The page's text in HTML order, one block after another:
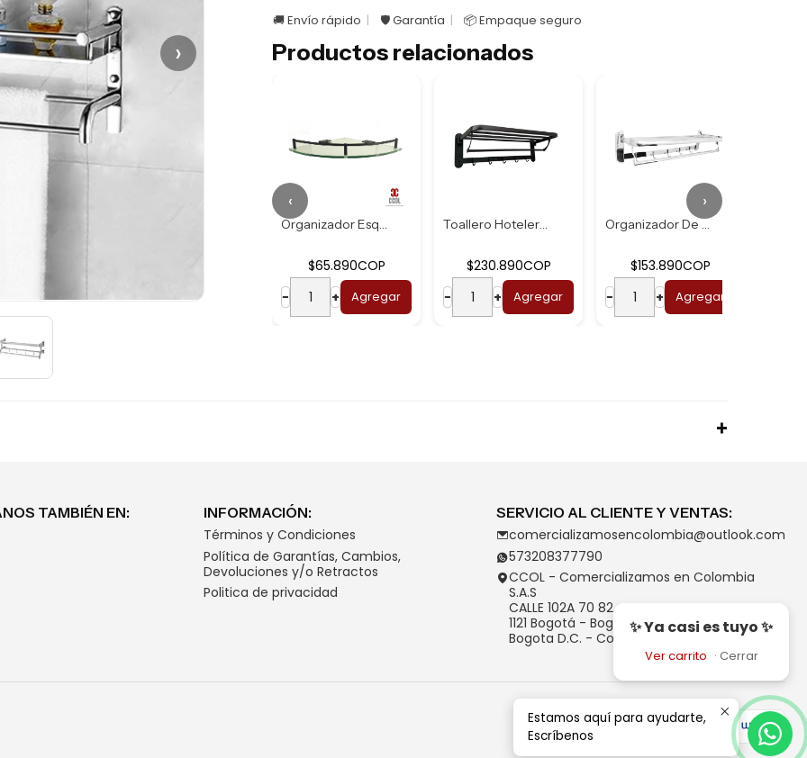
›
🚚 Envío rápido 🛡️ Garantía 📦 Empaque seguro
Productos relacionados
−
+ Agregar
Organizador Esqui...
$65.890COP
−
+ Agregar
Toallero Hotelero...
$230.890COP
−
+ Agregar
Organizador De To...
$153.890COP
−
+ Agregar
‹ ›
✨ Ya casi es tuyo ✨
Ver carrito · Cerrar
TAMBIÉN EN:
INFORMACIÓN:
Términos y Condiciones
Política de Garantías, Cambios,
Devoluciones y/o Retractos
Politica de privacidad
SERVICIO AL CLIENTE Y VENTAS:
comercializamosencolombia@outlook.com
573208377790
CCOL - Comercializamos en Colombia
S.A.S
CALLE 102A 70 82
1121 Bogotá - Bogotá D.C.
Bogota D.C. - Colombia
Estamos aquí para ayudarte,
Escríbenos